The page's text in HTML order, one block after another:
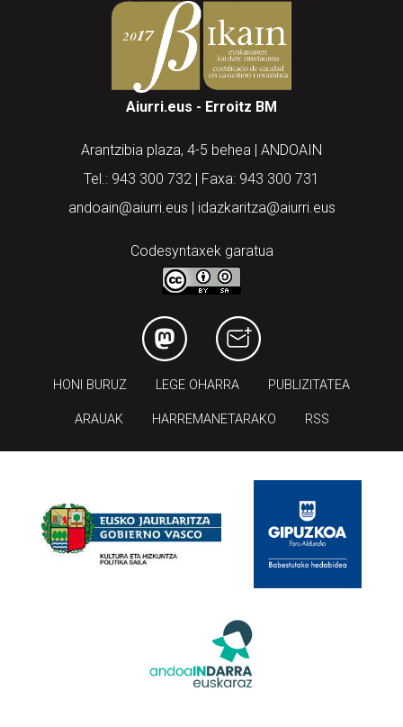
Aiurri.eus - Erroitz BM
Arantzibia plaza, 4-5 behea | ANDOAIN
Tel.: 943 300 732 | Faxa: 943 300 731
andoain@aiurri.eus | idazkaritza@aiurri.eus
Codesyntaxek garatua
HONI BURUZ LEGE OHARRA PUBLIZITATEA
ARAUAK HARREMANETARAKO RSS